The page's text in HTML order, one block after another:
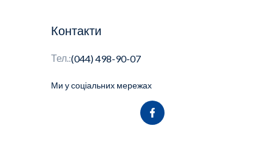
Контакти
Тел.:(044) 498-90-07
Ми у соціальних мережах